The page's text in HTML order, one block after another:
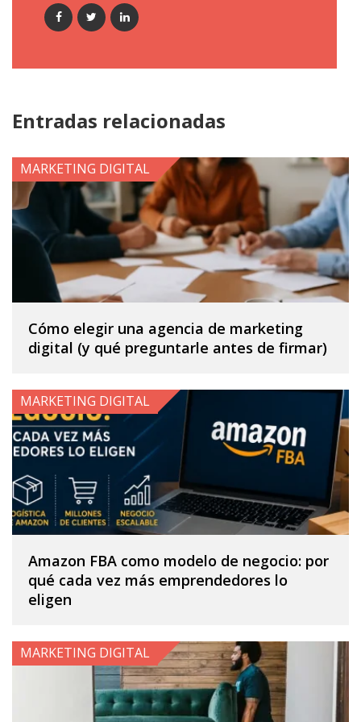
Entradas relacionadas
Cómo elegir una agencia de marketing
digital (y qué preguntarle antes de firmar)
MARKETING DIGITAL
Amazon FBA como modelo de negocio: por
qué cada vez más emprendedores lo
eligen
MARKETING DIGITAL
MARKETING DIGITAL